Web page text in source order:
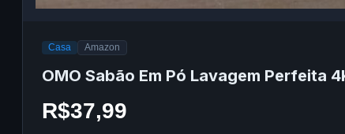
Casa Amazon
OMO Sabão Em Pó Lavagem Perfeita
R$37,99